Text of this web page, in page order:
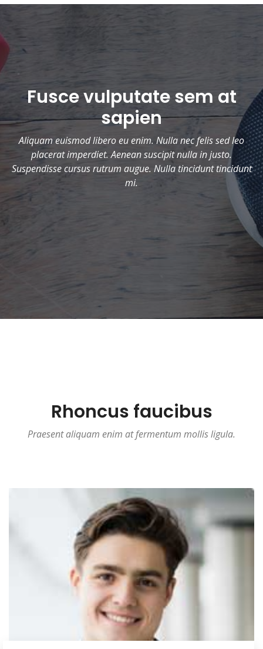
Fusce vulputate sem at
sapien
Aliquam euismod libero eu enim. Nulla nec felis sed leo
placerat imperdiet. Aenean suscipit nulla in justo.
Suspendisse cursus rutrum augue. Nulla tincidunt tincidunt
mi.
Rhoncus faucibus
Praesent aliquam enim at fermentum mollis ligula.